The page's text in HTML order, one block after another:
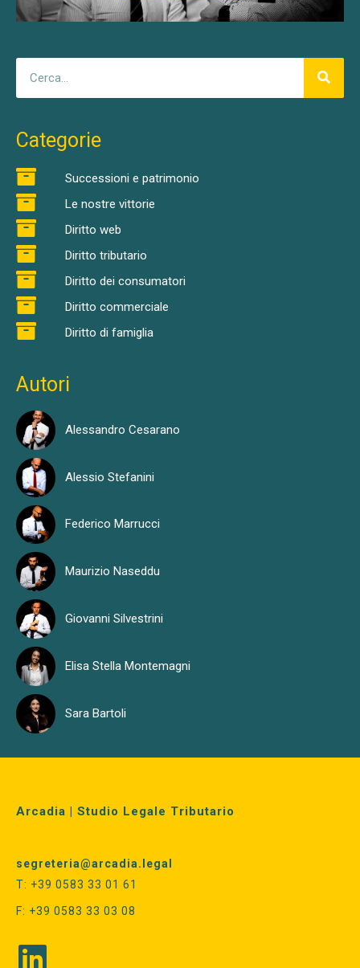
Categorie
Successioni e patrimonio
Le nostre vittorie
Diritto web
Diritto tributario
Diritto dei consumatori
Diritto commerciale
Diritto di famiglia
Autori
Alessandro Cesarano
Alessio Stefanini
Federico Marrucci
Maurizio Naseddu
Giovanni Silvestrini
Elisa Stella Montemagni
Sara Bartoli
Arcadia | Studio Legale Tributario
segreteria@arcadia.legal
T: +39 0583 33 01 61
F: +39 0583 33 03 08